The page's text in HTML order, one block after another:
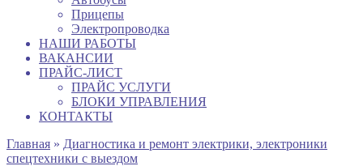
Прицепы
Электропроводка
НАШИ РАБОТЫ
ВАКАНСИИ
ПРАЙС-ЛИСТ
ПРАЙС УСЛУГИ
БЛОКИ УПРАВЛЕНИЯ
КОНТАКТЫ
Главная » Диагностика и ремонт электрики, электроники
спецтехники с выездом